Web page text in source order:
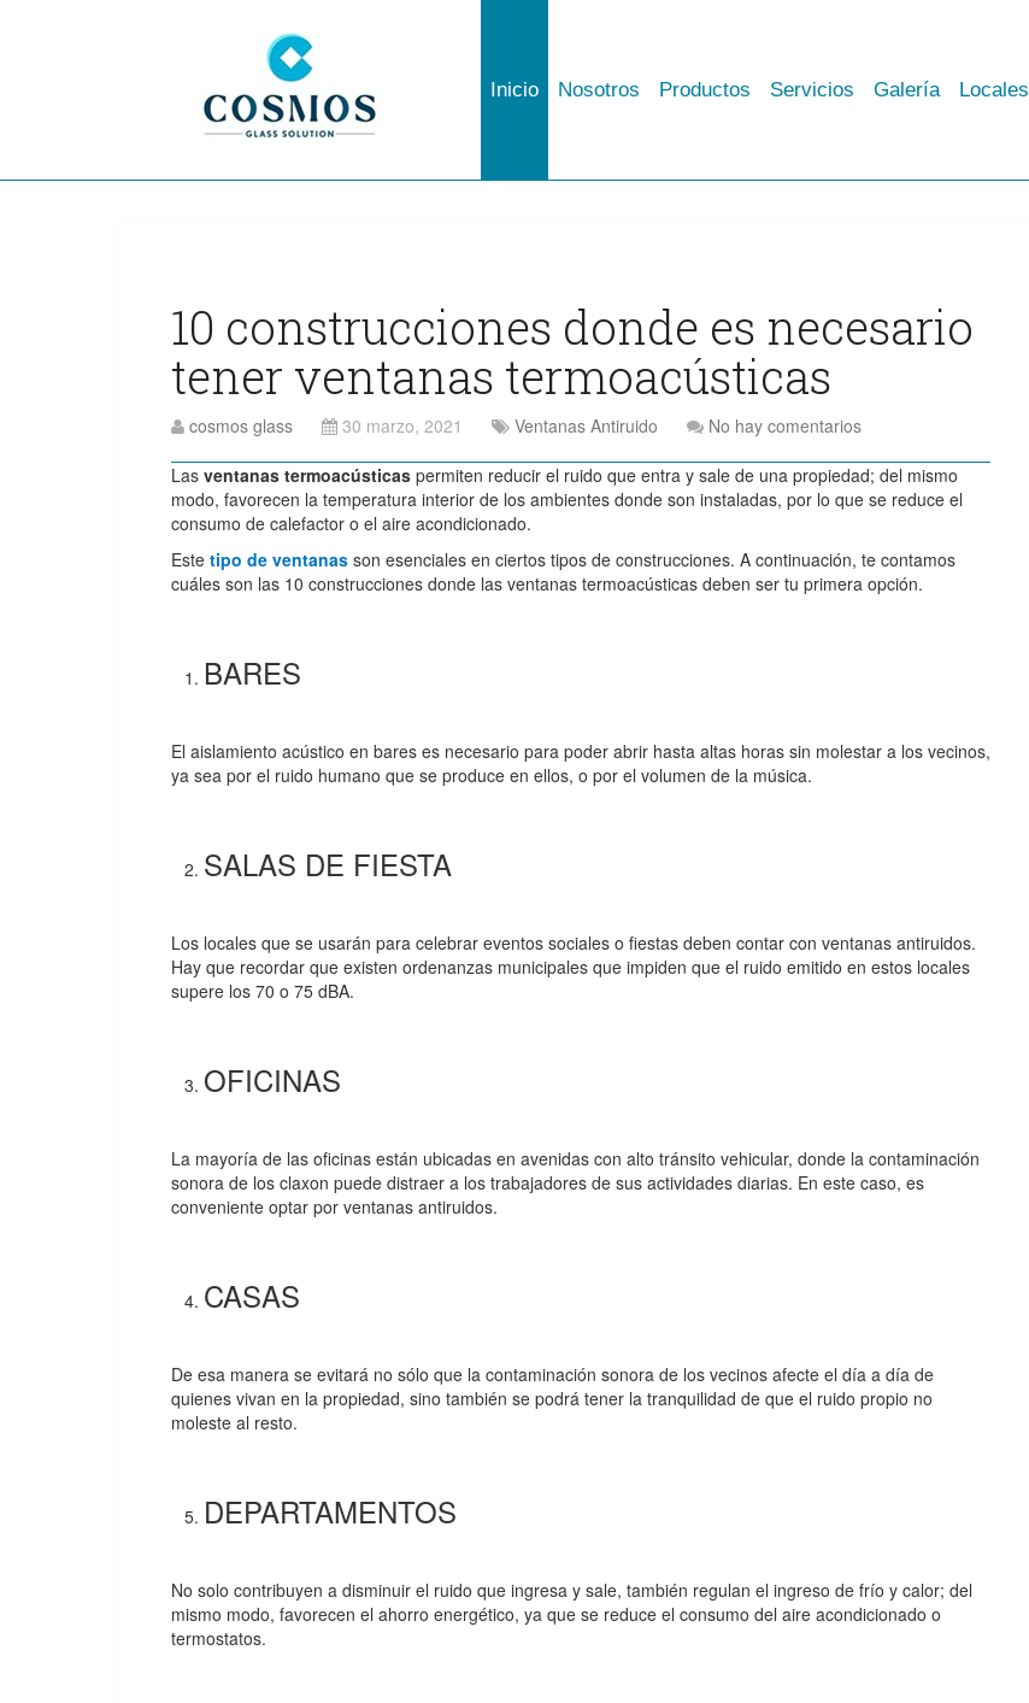
Inicio Nosotros Productos Servicios Galería Locales
10 construcciones donde es necesario
tener ventanas termoacústicas
cosmos glass 30 marzo, 2021 Ventanas Antiruido No hay comentarios
Las ventanas termoacústicas permiten reducir el ruido que entra y sale de una propiedad; del mismo
modo, favorecen la temperatura interior de los ambientes donde son instaladas, por lo que se reduce el
consumo de calefactor o el aire acondicionado.
Este tipo de ventanas son esenciales en ciertos tipos de construcciones. A continuación, te contamos
cuáles son las 10 construcciones donde las ventanas termoacústicas deben ser tu primera opción.
BARES
El aislamiento acústico en bares es necesario para poder abrir hasta altas horas sin molestar a los vecinos,
ya sea por el ruido humano que se produce en ellos, o por el volumen de la música.
SALAS DE FIESTA
Los locales que se usarán para celebrar eventos sociales o fiestas deben contar con ventanas antiruidos.
Hay que recordar que existen ordenanzas municipales que impiden que el ruido emitido en estos locales
supere los 70 o 75 dBA.
OFICINAS
La mayoría de las oficinas están ubicadas en avenidas con alto tránsito vehicular, donde la contaminación
sonora de los claxon puede distraer a los trabajadores de sus actividades diarias. En este caso, es
conveniente optar por ventanas antiruidos.
CASAS
De esa manera se evitará no sólo que la contaminación sonora de los vecinos afecte el día a día de
quienes vivan en la propiedad, sino también se podrá tener la tranquilidad de que el ruido propio no
moleste al resto.
DEPARTAMENTOS
No solo contribuyen a disminuir el ruido que ingresa y sale, también regulan el ingreso de frío y calor; del
mismo modo, favorecen el ahorro energético, ya que se reduce el consumo del aire acondicionado o
termostatos.